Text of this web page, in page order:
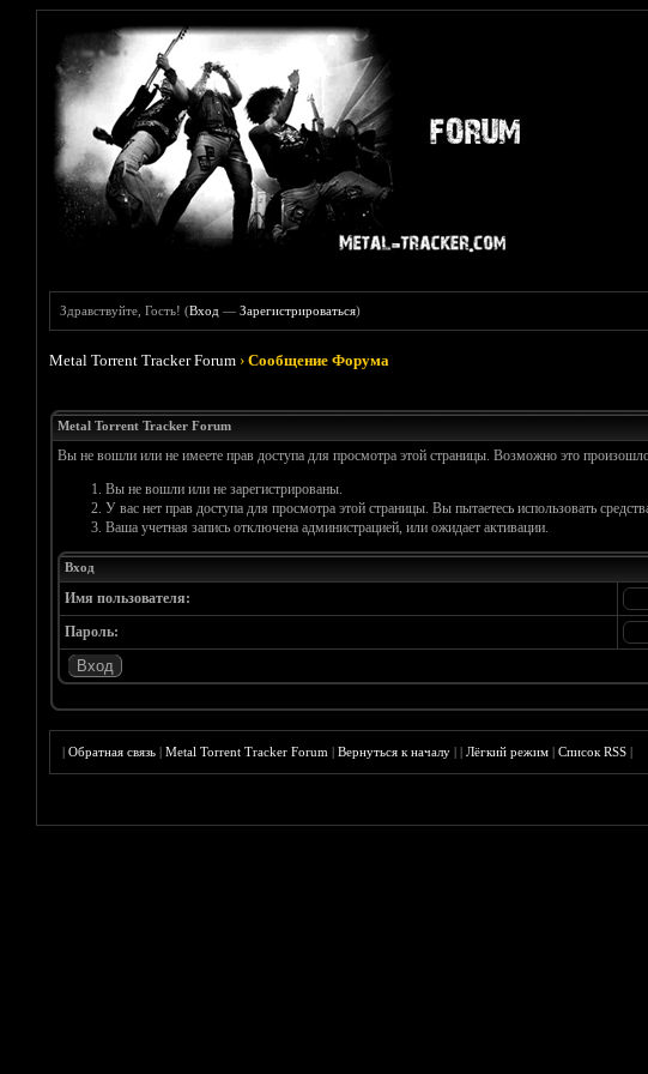
Здравствуйте, Гость! (Вход —Зарегистрироваться)
Metal Torrent Tracker Forum ›Сообщение Форума
Metal Torrent Tracker Forum
Вы не вошли или не имеете прав доступа для просмотра этой страницы. Возможно это
Вы не вошли или не зарегистрированы.
У вас нет прав доступа для просмотра этой страницы. Вы пытаетесь использовать
Ваша учетная запись отключена администрацией, или ожидает активации.
Вход
Имя пользователя:
Пароль:
|Обратная связь |Metal Torrent Tracker Forum |Вернуться к началу ||Лёгкий режим |Список RSS |